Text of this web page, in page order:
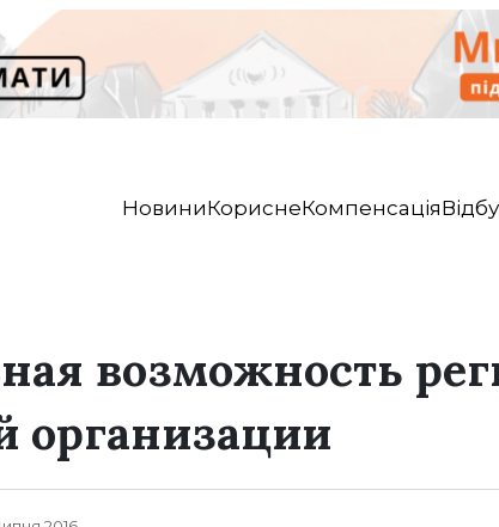
НовиниКориснеКомпенсація
возможность
организации